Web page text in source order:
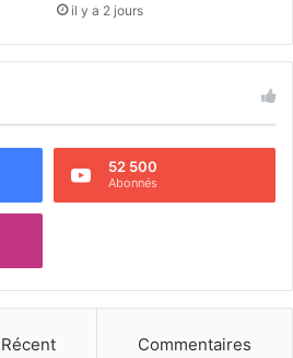
il y a 2 jours
52 500
Abonnés
Récent Commentaires